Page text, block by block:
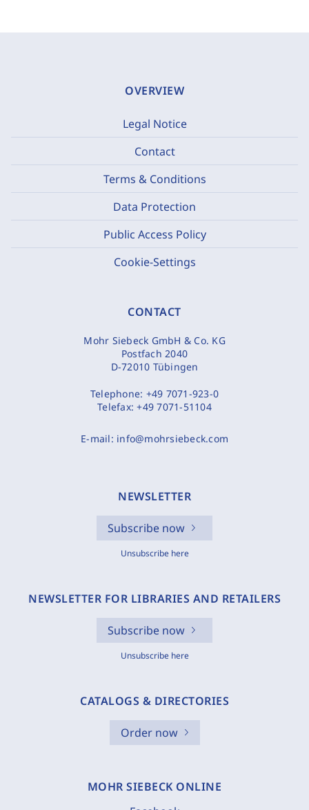
OVERVIEW
Legal Notice
Contact
Terms & Conditions
Data Protection
Public Access Policy
Cookie-Settings
CONTACT
Mohr Siebeck GmbH & Co. KG
Postfach 2040
D-72010 Tübingen
Telephone: +49 7071-923-0
Telefax:+49 7071-51104
E-mail: info@mohrsiebeck.com
NEWSLETTER
Subscribe now
Unsubscribe here
NEWSLETTER FOR LIBRARIES AND RETAILERS
Subscribe now
Unsubscribe here
CATALOGS & DIRECTORIES
Order now
MOHR SIEBECK ONLINE